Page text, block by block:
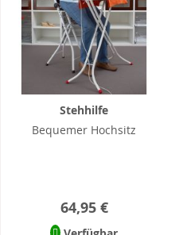
Stehhilfe
Bequemer Hochsitz
64,95 €